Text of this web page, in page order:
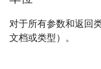
对于所有参数和返回
文档或类型）。